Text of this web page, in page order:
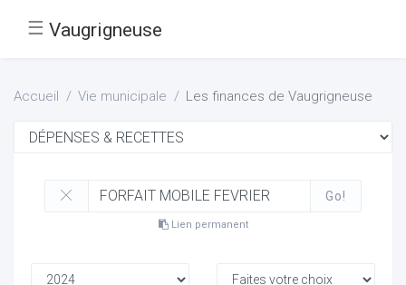
☰ Vaugrigneuse
Accueil Vie municipale Les finances de Vaugrigneuse
Go!
Lien permanent